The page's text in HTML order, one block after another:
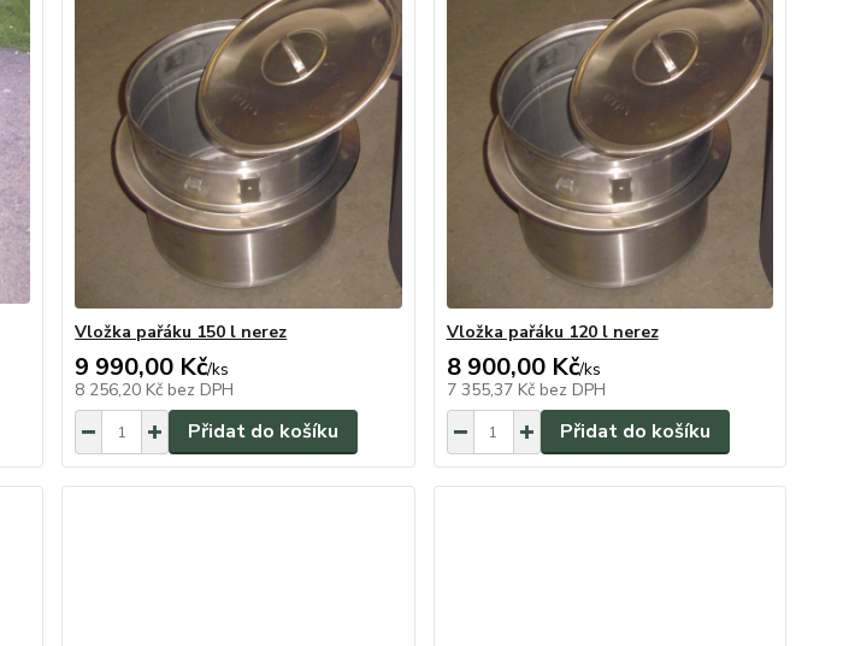
Vložka pařáku 150 l nerez
9 990,00 Kč/ks
8 256,20 Kč bez DPH
Přidat do košíku
Vložka pařáku 120 l nerez
8 900,00 Kč/ks
7 355,37 Kč bez DPH
Přidat do košíku